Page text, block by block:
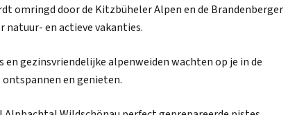
omringd door de Kitzbüheler Alpen en de Brandenberger
natuur- en actieve vakanties.
gezinsvriendelijke alpenweiden wachten op je in de
en genieten.